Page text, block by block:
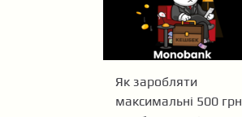
Як заробляти
максимальні 500 грн